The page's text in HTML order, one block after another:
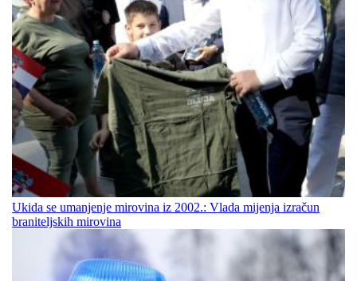
Ukida se umanjenje mirovina iz 2002.: Vlada mijenja izračun
braniteljskih mirovina